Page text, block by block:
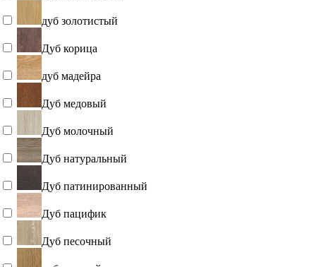
дуб золотистый
Дуб корица
дуб мадейра
Дуб медовый
Дуб молочный
Дуб натуральный
Дуб патинированный
Дуб пацифик
Дуб песочный